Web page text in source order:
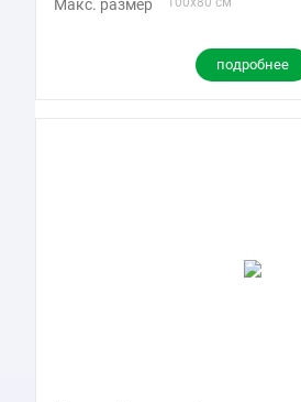
Макс. размер
подробнее